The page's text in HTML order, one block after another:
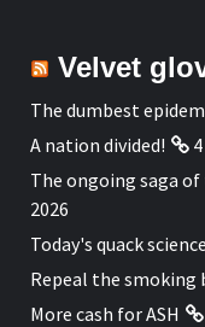
Velvet
The dumbest
A nation divided!
The ongoing saga
2026
Today's quack science
Repeal the smoking
More cash for ASH